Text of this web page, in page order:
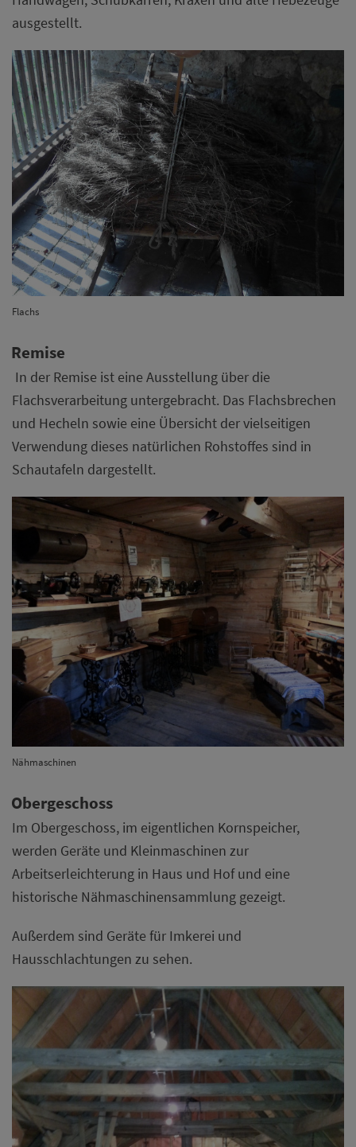
ausgestellt.
Flachs
Remise
In der Remise ist eine Ausstellung über die
Flachsverarbeitung untergebracht. Das Flachsbrechen
und Hecheln sowie eine Übersicht der vielseitigen
Verwendung dieses natürlichen Rohstoffes sind in
Schautafeln dargestellt.
Nähmaschinen
Obergeschoss
Im Obergeschoss, im eigentlichen Kornspeicher,
werden Geräte und Kleinmaschinen zur
Arbeitserleichterung in Haus und Hof und eine
historische Nähmaschinensammlung gezeigt.
Außerdem sind Geräte für Imkerei und
Hausschlachtungen zu sehen.